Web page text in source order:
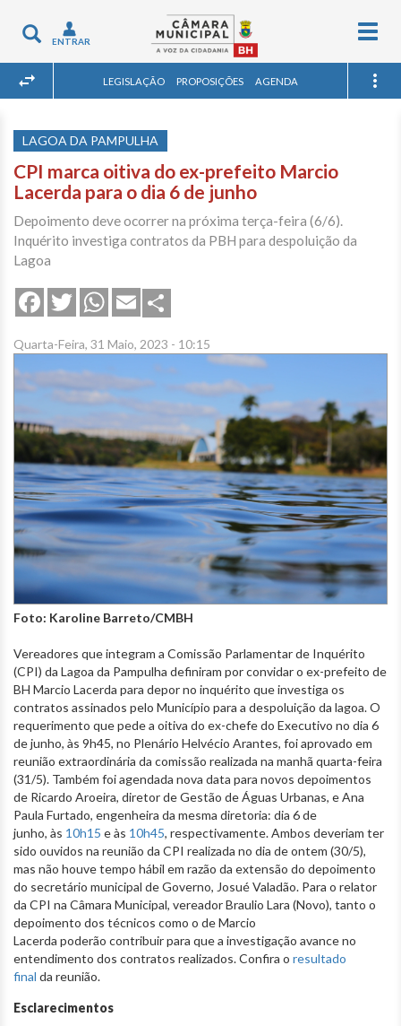
Toggle
navigation
ENTRAR
LEGISLAÇÃO PROPOSIÇÕES AGENDA
LAGOA DA PAMPULHA
CPI marca oitiva do ex-prefeito Marcio
Lacerda para o dia 6 de junho
Depoimento deve ocorrer na próxima terça-feira (6/6).
Inquérito investiga contratos da PBH para despoluição da
Lagoa
FacebookTwitterWhatsApp
Email
Quarta-Feira, 31 Maio, 2023 - 10:15
Foto: Karoline Barreto/CMBH
Vereadores que integram a Comissão Parlamentar de Inquérito
(CPI) da Lagoa da Pampulha definiram por convidar o ex-prefeito de
BH Marcio Lacerda para depor no inquérito que investiga os
contratos assinados pelo Município para a despoluição da lagoa. O
requerimento que pede a oitiva do ex-chefe do Executivo no dia 6
de junho, às 9h45, no Plenário Helvécio Arantes, foi aprovado em
reunião extraordinária da comissão realizada na manhã quarta-feira
(31/5). Também foi agendada nova data para novos depoimentos
de Ricardo Aroeira, diretor de Gestão de Águas Urbanas, e Ana
Paula Furtado, engenheira da mesma diretoria: dia 6 de
junho, às 10h15 e às 10h45, respectivamente. Ambos deveriam ter
sido ouvidos na reunião da CPI realizada no dia de ontem (30/5),
mas não houve tempo hábil em razão da extensão do depoimento
do secretário municipal de Governo, Josué Valadão. Para o relator
da CPI na Câmara Municipal, vereador Braulio Lara (Novo), tanto o
depoimento dos técnicos como o de Marcio
Lacerda poderão contribuir para que a investigação avance no
entendimento dos contratos realizados. Confira o resultado
final da reunião.
Esclarecimentos